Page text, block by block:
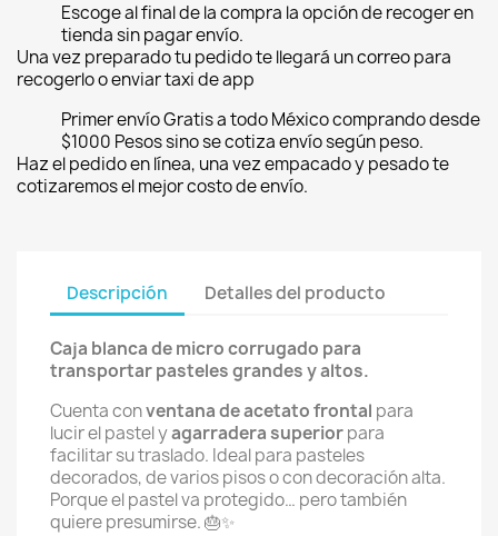
Escoge al final de la compra la opción de recoger en
tienda sin pagar envío.
Una vez preparado tu pedido te llegará un correo para
recogerlo o enviar taxi de app
Primer envío Gratis a todo México comprando desde
$1000 Pesos sino se cotiza envío según peso.
Haz el pedido en línea, una vez empacado y pesado te
cotizaremos el mejor costo de envío.
Descripción Detalles del producto
Caja blanca de micro corrugado para
transportar pasteles grandes y altos.
Cuenta conventana de acetato frontal para
lucir el pastel yagarradera superiorpara
facilitar su traslado. Ideal para pasteles
decorados, de varios pisos o con decoración alta.
Porque el pastel va protegido… pero también
quiere presumirse. 🎂✨